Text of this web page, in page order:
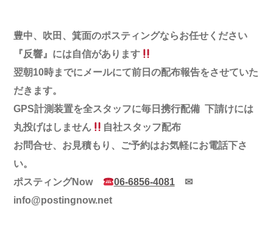
豊中、吹田、箕面のポスティングならお任せください
『反響』には自信があります
翌朝10時までにメールにて前日の配布報告をさせていた
だきます。
GPS計測装置を全スタッフに毎日携行配備 下請けには
丸投げはしません
自社スタッフ配布
お問合せ、お見積もり、ご予約はお気軽にお電話下さ
い。
ポスティングNow
06-6856-4081✉︎
info@postingnow.net